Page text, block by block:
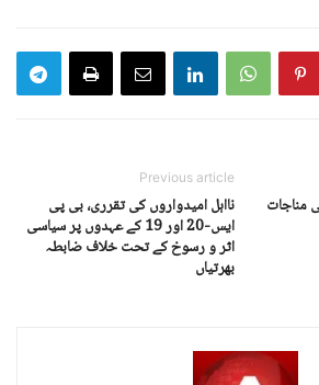
Previous article
نااہل امیدواروں کی تقرری، بی پی
ایس-20 اور 19 کے عہدوں پر سیاسی
اثر و رسوخ کے تحت خلاف ضابطہ
بھرتیاں
مناجات